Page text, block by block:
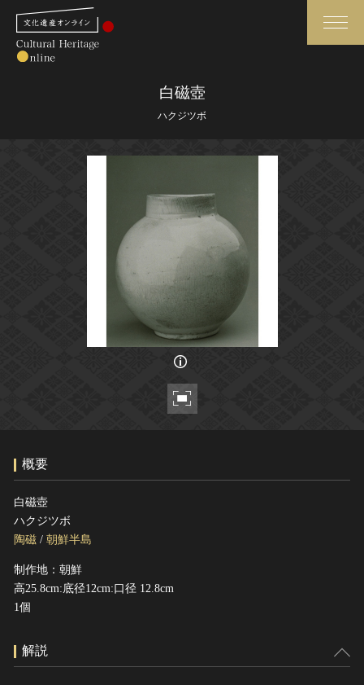
さらに詳細検索
全国の美術館・博物館
媒体資料・関連記事等
博物館、美術館の皆さまへ
文化庁よりご挨拶
今月のみどころ
お知らせ一覧
このサイトについて
サイトのご意見はこちら
文化遺産データベース
白磁壺
ハクジツボ
画像の利用条件等に関しては、登録館へお問い合わせください。
概要
白磁壺
ハクジツボ
陶磁 / 朝鮮半島
制作地：朝鮮
高25.8cm:底径12cm:口径 12.8cm
1個
解説